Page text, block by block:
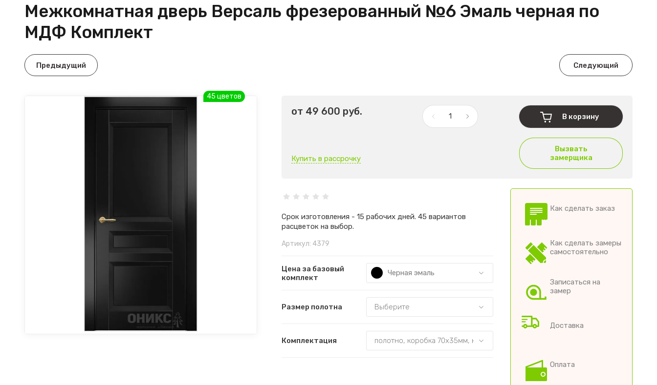
Межкомнатная дверь Версаль фрезерованный №6 Эмаль черная по
МДФ Комплект
Предыдущий Следующий
45 цветов
от 49 600 руб. В корзину
Вызвать
замерщика
Купить в рассрочку
Срок изготовления - 15 рабочих дней. 45 вариантов
расцветок на выбор.
Артикул: 4379
Цена за базовый
комплект
Черная эмаль
Размер полотна
Комплектация
Как сделать заказ
Как сделать замеры
самостоятельно
Записаться на
замер
Доставка
Оплата